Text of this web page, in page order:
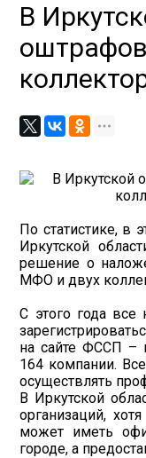
В
По статистике, в
Иркутской
решение о
МФО и двух
С этого года все
на сайте ФССП –
164 компании.
осуществлять
В Иркутской
организаций,
может иметь
городе, а